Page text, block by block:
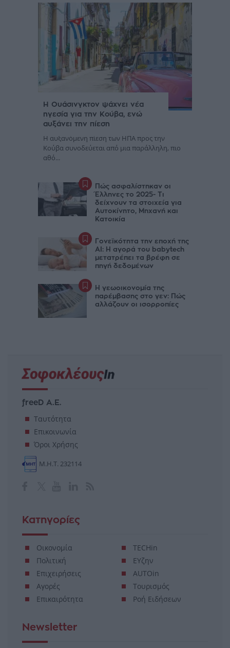
Η Ουάσινγκτον ψάχνει νέα
ηγεσία για την Κούβα, ενώ
αυξάνει την πίεση
Η αυξανόμενη πίεση των ΗΠΑ προς την
Κούβα συνοδεύεται από μια παράλληλη, πιο
αθό...
Πώς ασφαλίστηκαν οι
Έλληνες το 2025- Τι
δείχνουν τα στοιχεία για
Αυτοκίνητο, Μηχανή και
Κατοικία
Γονεϊκότητα την εποχή της
AI: Η αγορά του babytech
μετατρέπει τα βρέφη σε
πηγή δεδομένων
Η γεωοικονομία της
παρέμβασης στο γεν: Πώς
αλλάζουν οι ισορροπίες
freeD Α.Ε.
Ταυτότητα
Επικοινωνία
Όροι Χρήσης
Μ.Η.Τ. 232114
Κατηγορίες
Οικονομία
Πολιτική
Επιχειρήσεις
Αγορές
Επικαιρότητα
TECHin
ΕΥζην
AUTOin
Τουρισμός
Ροή Ειδήσεων
Newsletter